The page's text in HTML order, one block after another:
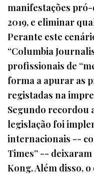
manifestações
2019, e eliminar
Perante este
“Columbia
profissionais de
forma a apurar as
registadas na
Segundo recordou
legislação foi
internacionais --
Times” --
Kong. Além disso,